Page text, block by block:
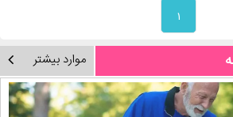
۱
موارد بیشتر